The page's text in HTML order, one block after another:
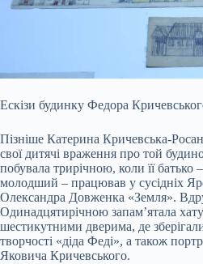
Ескізи будинку Федора
Пізніше Катерина Кричевська-
свої дитячі враження про той
побувала трирічною, коли її
молодший – працював у сусідніх
Олександра Довженка «Земля».
Одинадцятирічною запам’ятала хату
шестикутними дверима, де
творчості «діда Феді», а також
Яковича Кричевського.